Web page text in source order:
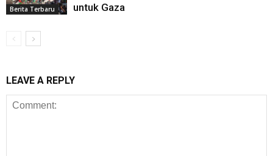
Berita Terbaru
untuk Gaza
LEAVE A REPLY